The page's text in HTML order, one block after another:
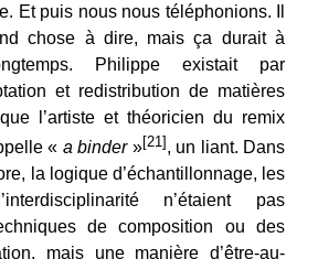
Et puis nous nous téléphonions. Il
chose à dire, mais ça durait à
Philippe existait par
et redistribution de matières
l’artiste et théoricien du remix
« a binder»[21], un liant. Dans
la logique d’échantillonnage, les
n’étaient pas
de composition ou des
mais une manière d’être-au-